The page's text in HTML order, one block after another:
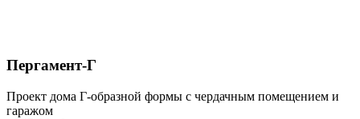
Пергамент-Г
Проект дома Г-образной формы с чердачным помещением и
гаражом